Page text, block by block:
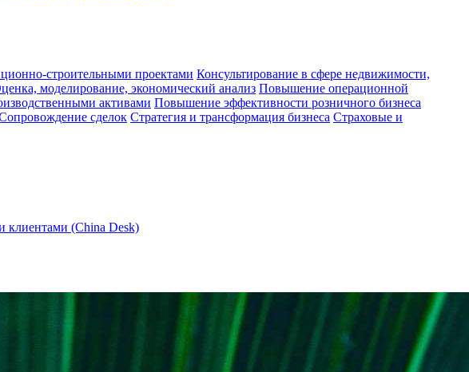
строительными проектами Консультирование в сфере недвижимости,
моделирование, экономический анализ Повышение операционной
активами Повышение эффективности розничного бизнеса
сделок Стратегия и трансформация бизнеса Страховые и
клиентами (China Desk)